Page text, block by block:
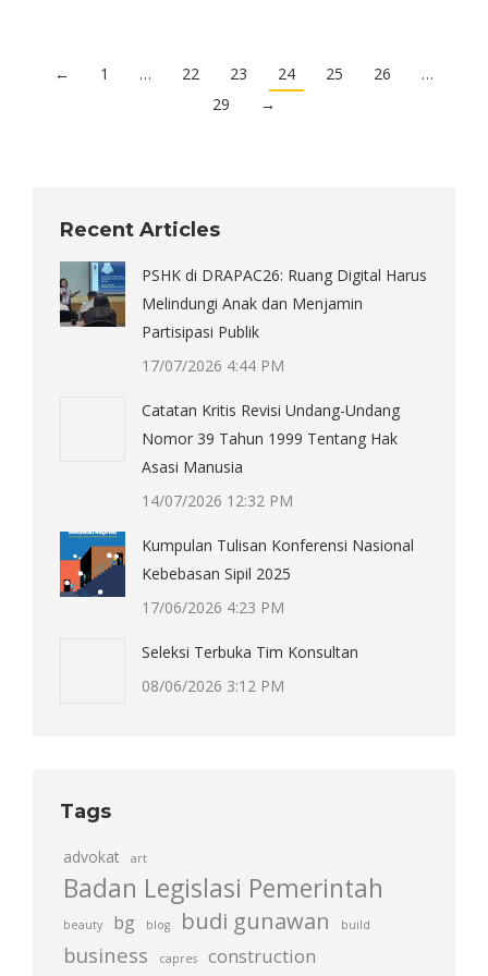
← 1 … 22 23 24 25 26
…
29
→
Recent Articles
PSHK di DRAPAC26: Ruang Digital Harus
Melindungi Anak dan Menjamin
Partisipasi Publik
17/07/2026 4:44 PM
Catatan Kritis Revisi Undang-Undang
Nomor 39 Tahun 1999 Tentang Hak
Asasi Manusia
14/07/2026 12:32 PM
Kumpulan Tulisan Konferensi Nasional
Kebebasan Sipil 2025
17/06/2026 4:23 PM
Seleksi Terbuka Tim Konsultan
08/06/2026 3:12 PM
Tags
advokat art
Badan Legislasi Pemerintah
beauty bg blog budi gunawan build
business capres construction